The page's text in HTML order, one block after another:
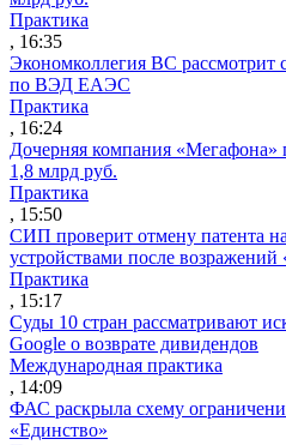
Практика
, 16:35
Экономколлегия ВС рассмотрит
по ВЭД ЕАЭС
Практика
, 16:24
Дочерняя компания
1,8 млрд руб.
Практика
, 15:50
СИП проверит отмену патента
устройствами после возражений
Практика
, 15:17
Суды 10 стран рассматривают
Google о возврате дивидендов
Международная практика
, 14:09
ФАС раскрыла схему
«Единство»